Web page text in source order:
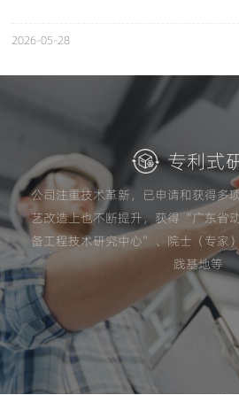
2026-05-28
专利式
公司注重技术革新，已申请和获得多
艺改造上也不断提升，获得“广东省
备工程技术研究中心”、院士（专家
践基地等